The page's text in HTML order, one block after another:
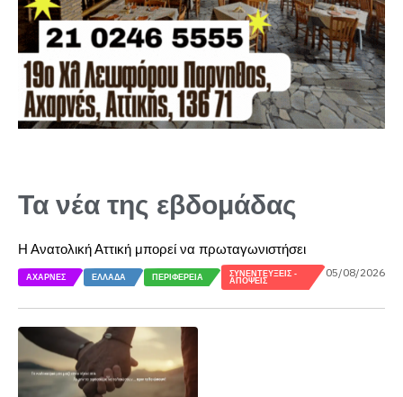
Τα νέα της εβδομάδας
Η Ανατολική Αττική μπορεί να πρωταγωνιστήσει
ΑΧΑΡΝΈΣ ΕΛΛΆΔΑ ΠΕΡΙΦΈΡΕΙΑ
ΣΥΝΕΝΤΕΎΞΕΙΣ -
ΑΠΌΨΕΙΣ
05/08/2026